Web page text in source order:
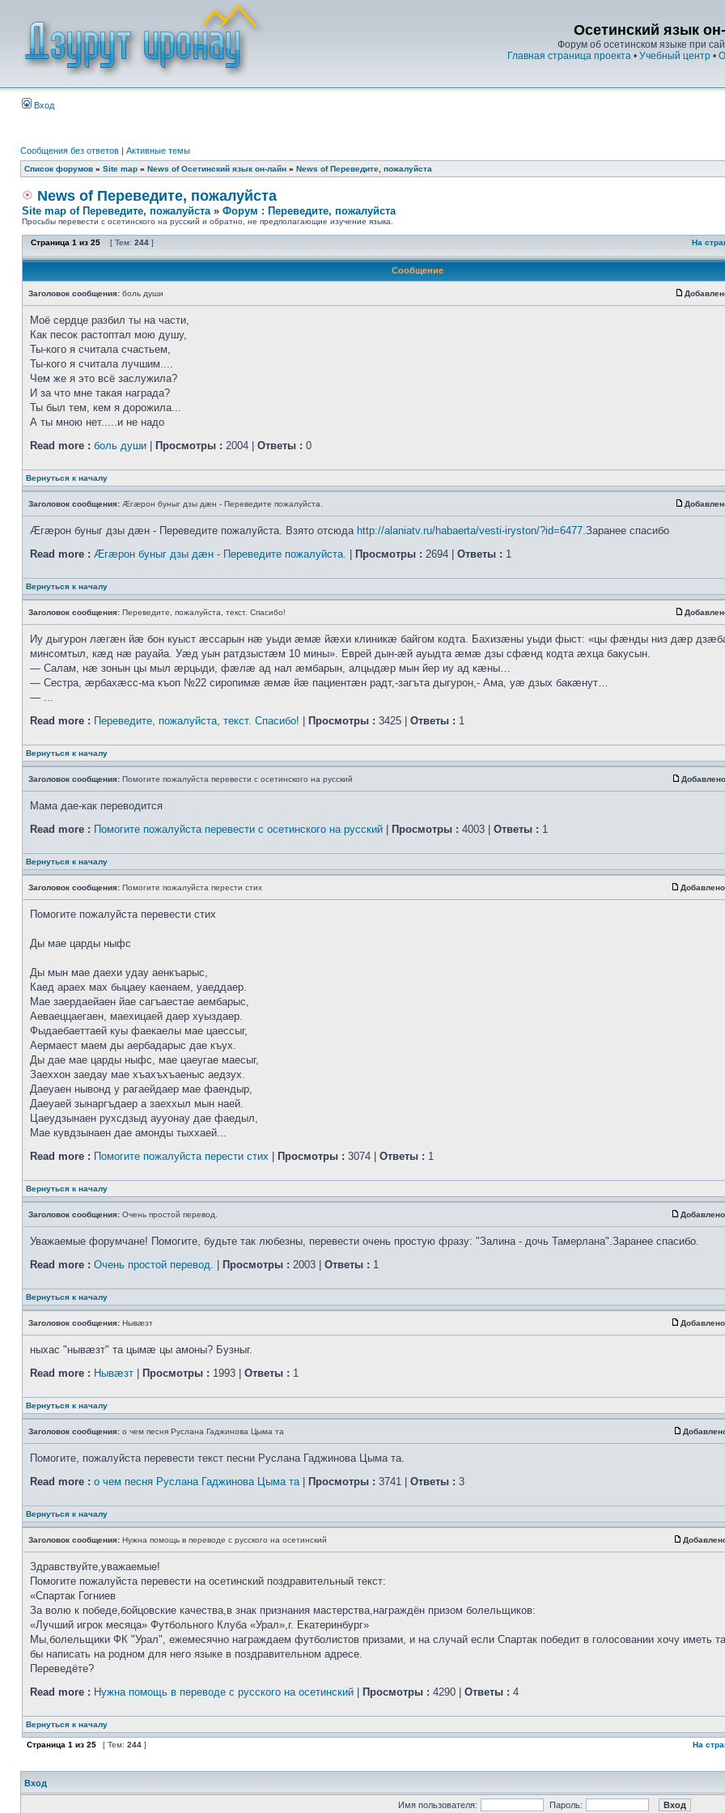
Осетинский язык
Форум об осетинском языке при
Главная страница проекта • Учебный центр •
Вход
Сообщения без ответов | Активные темы
Список форумов » Site map » News of Осетинский язык он-лайн » News of Переведите, пожалуйста
News of Переведите, пожалуйста
Site map of Переведите, пожалуйста » Форум : Переведите, пожалуйста
Просьбы перевести с осетинского на русский и обратно, не предполагающие изучение языка.
Страница 1 из 25 [ Тем: 244 ] На
Сообщение
Заголовок сообщения: боль души
Моё сердце разбил ты на части,
Как песок растоптал мою душу,
Ты-кого я считала счастьем,
Ты-кого я считала лучшим....
Чем же я это всё заслужила?
И за что мне такая награда?
Ты был тем, кем я дорожила...
А ты мною нет.....и не надо
Read more : боль души Просмотры : 2004 | Ответы : 0
Вернуться к началу
Заголовок сообщения: Æгæрон буныг дзы дæн - Переведите пожалуйста.
Æгæрон буныг дзы дæн - Переведите пожалуйста. Взято отсюда http://alaniatv.ru/habaerta/vesti-iryston/?id=6477.Заранее спасибо
Read more : Æгæрон буныг дзы дæн - Переведите пожалуйста. Просмотры : 2694 | Ответы : 1
Вернуться к началу
Заголовок сообщения: Переведите, пожалуйста, текст. Спасибо!
Иу дыгурон лæгæн йæ бон куыст æссарын нæ уыди æмæ йæхи клиникæ байгом кодта. Бахизæны уыди фыст: «цы фæнды низ дæр
минсомтыл, кæд нæ рауайа. Уæд уын ратдзыстæм 10 мины». Еврей дын-æй ауыдта æмæ дзы сфæнд кодта æхца бакусын.
— Салам, нæ зонын цы мыл æрцыди, фæлæ ад нал æмбарын, алцыдæр мын йер иу ад кæны…
— Сестра, æрбахæсс-ма къоп №22 сиропимæ æмæ йæ пациентæн радт,-загъта дыгурон,- Ама, уæ дзых бакæнут…
— ...
Read more : Переведите, пожалуйста, текст. Спасибо! Просмотры : 3425 | Ответы : 1
Вернуться к началу
Заголовок сообщения: Помогите пожалуйста перевести с осетинского на русский
Мама дае-как переводится
Read more : Помогите пожалуйста перевести с осетинского на русский Просмотры : 4003 | Ответы : 1
Вернуться к началу
Заголовок сообщения: Помогите пожалуйста перести стих
Помогите пожалуйста перевести стих
Ды мае царды ныфс
Ды мын мае даехи удау аенкъарыс,
Каед араех мах быцаеу каенаем, уаеддаер.
Мае заердаейаен йае сагъаестае аембарыс,
Аеваеццаегаен, маехицаей даер хуыздаер.
Фыдаебаеттаей куы фаекаелы мае цаессыг,
Аермаест маем ды аербадарыс дае къух.
Ды дае мае царды ныфс, мае цаеугае маесыг,
Заеххон заедау мае хъахъхъаеныс аедзух.
Даеуаен нывонд у рагаейдаер мае фаендыр,
Даеуаей зынаргъдаер а заеххыл мын наей.
Цаеудзынаен рухсдзыд аууонау дае фаедыл,
Мае кувдзынаен дае амонды тыххаей...
Read more : Помогите пожалуйста перести стих Просмотры : 3074 | Ответы : 1
Вернуться к началу
Заголовок сообщения: Очень простой перевод.
Уважаемые форумчане! Помогите, будьте так любезны, перевести очень простую фразу: "Залина - дочь Тамерлана".Заранее спасибо.
Read more : Очень простой перевод. Просмотры : 2003 | Ответы : 1
Вернуться к началу
Заголовок сообщения: Нывæзт
ныхас "нывæзт" та цымæ цы амоны? Бузныг.
Read more : Нывæзт Просмотры : 1993 | Ответы : 1
Вернуться к началу
Заголовок сообщения: о чем песня Руслана Гаджинова Цыма та
Помогите, пожалуйста перевести текст песни Руслана Гаджинова Цыма та.
Read more : о чем песня Руслана Гаджинова Цыма та| Просмотры : 3741 | Ответы : 3
Вернуться к началу
Заголовок сообщения: Нужна помощь в переводе с русского на осетинский
Здравствуйте,уважаемые!
Помогите пожалуйста перевести на осетинский поздравительный текст:
«Спартак Гогниев
За волю к победе,бойцовские качества,в знак признания мастерства,награждён призом болельщиков:
«Лучший игрок месяца» Футбольного Клуба «Урал»,г. Екатеринбург»
Мы,болельщики ФК "Урал", ежемесячно награждаем футболистов призами, и на случай если Спартак победит в голосовании хочу иметь
бы написать на родном для него языке в поздравительном адресе.
Переведёте?
Read more : Нужна помощь в переводе с русского на осетинский Просмотры : 4290 | Ответы : 4
Вернуться к началу
Страница 1 из 25 [ Тем: 244 ] На
Вход
Имя пользователя: Пароль: